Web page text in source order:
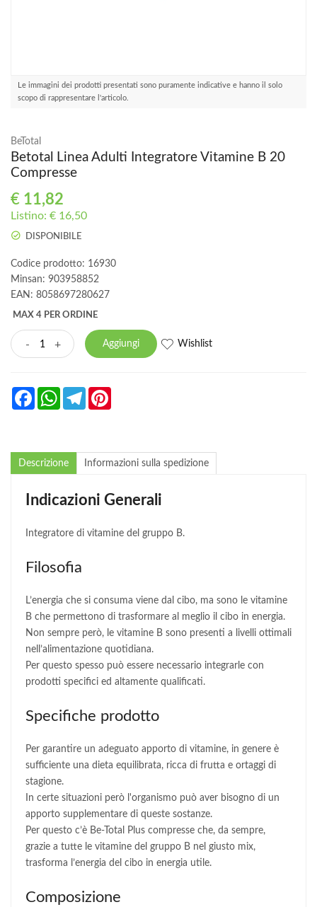
Le immagini dei prodotti presentati sono puramente indicative e hanno il solo
scopo di rappresentare l'articolo.
BeTotal
Betotal Linea Adulti Integratore Vitamine B 20
Compresse
€ 11,82
Listino: € 16,50
DISPONIBILE
Codice prodotto: 16930
Minsan: 903958852
EAN: 8058697280627
MAX 4 PER ORDINE
- + Aggiungi Wishlist
FacebookWhatsAppTelegram
Descrizione Informazioni sulla spedizione
Indicazioni Generali
Integratore di vitamine del gruppo B.
Filosofia
L’energia che si consuma viene dal cibo, ma sono le vitamine
B che permettono di trasformare al meglio il cibo in energia.
Non sempre però, le vitamine B sono presenti a livelli ottimali
nell’alimentazione quotidiana.
Per questo spesso può essere necessario integrarle con
prodotti specifici ed altamente qualificati.
Specifiche prodotto
Per garantire un adeguato apporto di vitamine, in genere è
sufficiente una dieta equilibrata, ricca di frutta e ortaggi di
stagione.
In certe situazioni però l'organismo può aver bisogno di un
apporto supplementare di queste sostanze.
Per questo c’è Be-Total Plus compresse che, da sempre,
grazie a tutte le vitamine del gruppo B nel giusto mix,
trasforma l’energia del cibo in energia utile.
Composizione